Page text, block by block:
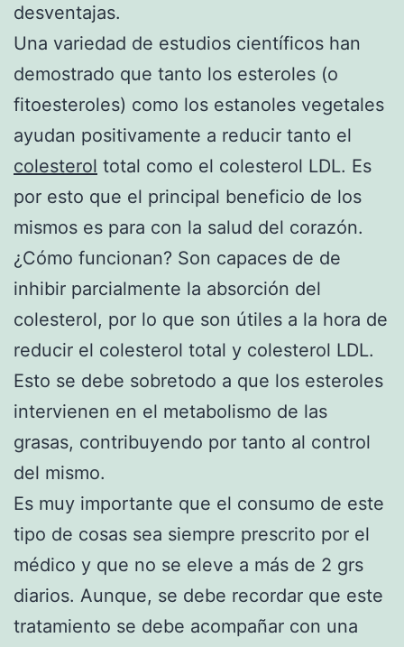
desventajas.
Una variedad de estudios científicos han
demostrado que tanto los esteroles (o
fitoesteroles) como los estanoles vegetales
ayudan positivamente a reducir tanto el
colesterol total como el colesterol LDL. Es
por esto que el principal beneficio de los
mismos es para con la salud del corazón.
¿Cómo funcionan? Son capaces de de
inhibir parcialmente la absorción del
colesterol, por lo que son útiles a la hora de
reducir el colesterol total y colesterol LDL.
Esto se debe sobretodo a que los esteroles
intervienen en el metabolismo de las
grasas, contribuyendo por tanto al control
del mismo.
Es muy importante que el consumo de este
tipo de cosas sea siempre prescrito por el
médico y que no se eleve a más de 2 grs
diarios. Aunque, se debe recordar que este
tratamiento se debe acompañar con una